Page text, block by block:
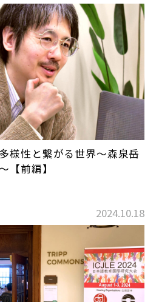
様性と繋がる世界～森泉岳
【前編】
2024.10.18